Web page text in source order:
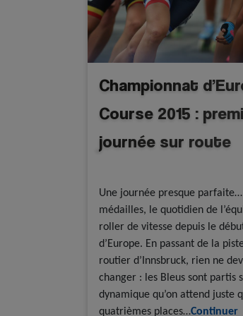
Championnat
Course 2015 :
journée sur route
Une journée presque
médailles, le quotidien de
roller de vitesse depuis le
d’Europe. En passant de la
routier d’Innsbruck, rien ne
changer : les Bleus sont partis
dynamique qu’on attend juste
quatrièmes places…Continuer